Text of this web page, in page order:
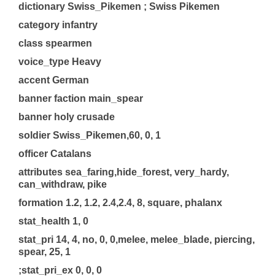
dictionary Swiss_Pikemen ; Swiss Pikemen
category infantry
class spearmen
voice_type Heavy
accent German
banner faction main_spear
banner holy crusade
soldier Swiss_Pikemen,60, 0, 1
officer Catalans
attributes sea_faring,hide_forest, very_hardy,
can_withdraw, pike
formation 1.2, 1.2, 2.4,2.4, 8, square, phalanx
stat_health 1, 0
stat_pri 14, 4, no, 0, 0,melee, melee_blade, piercing,
spear, 25, 1
;stat_pri_ex 0, 0, 0